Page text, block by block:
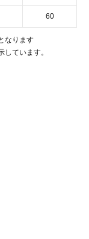
60
なります
ています。